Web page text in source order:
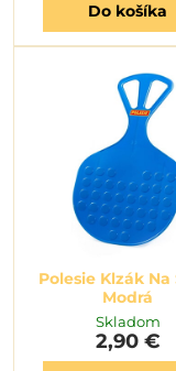
Do košíka
Polesie Klzák Na
Modrá
Skladom
2,90 €